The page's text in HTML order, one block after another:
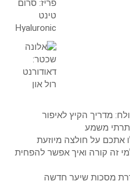
מדריך הקיץ לאיפור
תרתי משמע
זה קורה ואיך אפשר להפחית
מסכות שיער חדשה